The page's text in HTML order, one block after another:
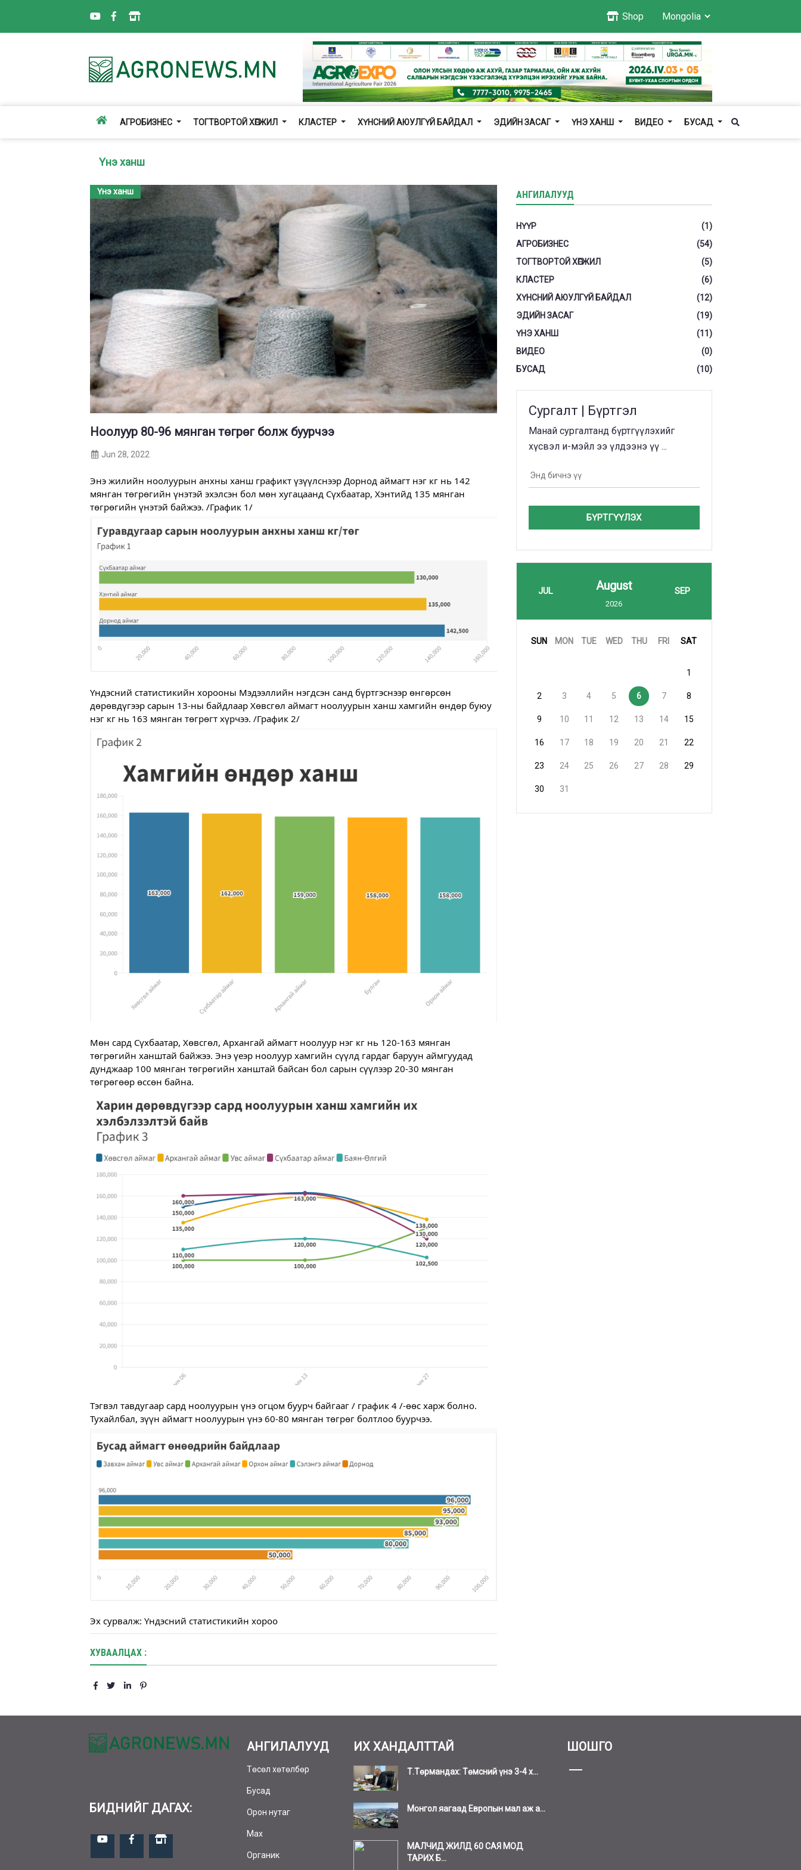
Shop
АГРОБИЗНЕС ТОГТВОРТОЙ ХӨГЖИЛ КЛАСТЕР ХҮНСНИЙ АЮУЛГҮЙ БАЙДАЛ ЭДИЙН ЗАСАГ ҮНЭ ХАНШ ВИДЕО БУСАД
Үнэ ханш
Үнэ ханш
Ноолуур 80-96 мянган төгрөг болж буурчээ
Jun 28, 2022
Энэ жилийн ноолуурын анхны ханш графикт үзүүлснээр Дорнод аймагт нэг кг нь 142
мянган төгрөгийн үнэтэй эхэлсэн бол мөн хугацаанд Сүхбаатар, Хэнтийд 135 мянган
төгрөгийн үнэтэй байжээ. /График 1/
Үндэсний статистикийн хорооны Мэдээллийн нэгдсэн санд бүртгэснээр өнгөрсөн
дөрөвдүгээр сарын 13-ны байдлаар Хөвсгөл аймагт ноолуурын ханш хамгийн өндөр буюу
нэг кг нь 163 мянган төгрөгт хүрчээ. /График 2/
Мөн сард Сүхбаатар, Хөвсгөл, Архангай аймагт ноолуур нэг кг нь 120-163 мянган
төгрөгийн ханштай байжээ. Энэ үеэр ноолуур хамгийн сүүлд гардаг баруун аймгуудад
дунджаар 100 мянган төгрөгийн ханштай байсан бол сарын сүүлээр 20-30 мянган
төгрөгөөр өссөн байна.
Тэгвэл тавдугаар сард ноолуурын үнэ огцом буурч байгааг / график 4 /-өөс харж болно.
Тухайлбал, зүүн аймагт ноолуурын үнэ 60-80 мянган төгрөг болтлоо буурчээ.
Эх сурвалж: Үндэсний статистикийн хороо
ХУВААЛЦАХ :
АНГИЛАЛУУД
НҮҮР
(1)
АГРОБИЗНЕС
(54)
ТОГТВОРТОЙ ХӨГЖИЛ
(5)
КЛАСТЕР
(6)
ХҮНСНИЙ АЮУЛГҮЙ БАЙДАЛ
(12)
ЭДИЙН ЗАСАГ
(19)
ҮНЭ ХАНШ
(11)
ВИДЕО
(0)
БУСАД
(10)
Сургалт | Бүртгэл
Манай сургалтанд бүртгүүлэхийг
хүсвэл и-мэйл ээ үлдээнэ үү ...
БҮРТГҮҮЛЭХ
JUL August
2026
SEP
SUN MON TUE WED THU FRI SAT
1
2 3 4 5 6 7 8
9 10 11 12 13 14 15
16 17 18 19 20 21 22
23 24 25 26 27 28 29
30 31
БИДНИЙГ ДАГАХ:
АНГИЛАЛУУД
Төсөл хөтөлбөр
Бусад
Орон нутаг
Мах
Органик
ИХ ХАНДАЛТТАЙ
Т.Төрмандах: Төмсний үнэ 3-4 х...
Монгол яагаад Европын мал аж а...
МАЛЧИД ЖИЛД 60 САЯ МОД
ТАРИХ Б...
ШОШГО